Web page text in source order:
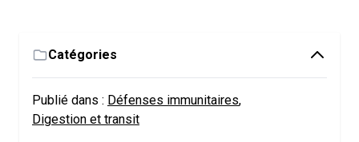
Catégories
Publié dans : Défenses immunitaires,
Digestion et transit